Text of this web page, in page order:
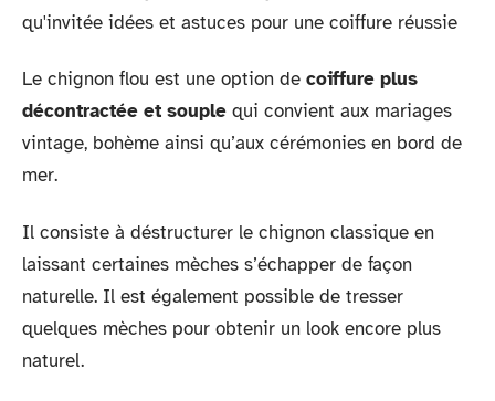
Le chignon flou est une option de coiffure plus
décontractée et souple qui convient aux mariages
vintage, bohème ainsi qu’aux cérémonies en bord de
mer.
Il consiste à déstructurer le chignon classique en
laissant certaines mèches s’échapper de façon
naturelle. Il est également possible de tresser
quelques mèches pour obtenir un look encore plus
naturel.